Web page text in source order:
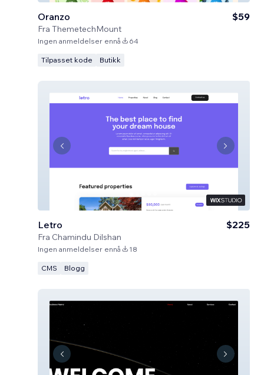
Oranzo
Fra ThemetechMount
$59
Ingen anmeldelser ennå 64
Tilpasset kode Butikk
Letro
Fra Chamindu Dilshan
$225
Ingen anmeldelser ennå 18
CMS Blogg